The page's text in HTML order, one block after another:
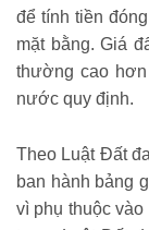
để tính tiền
mặt bằng. Giá
thường cao
nước quy định.
Theo Luật Đất
ban hành bảng
vì phụ thuộc